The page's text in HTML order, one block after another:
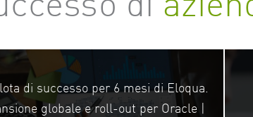
di successo per 6 mesi di Eloqua.
globale e roll-out per Oracle |